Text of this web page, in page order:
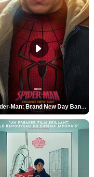
Spider-Man: Brand New Day Bande-annonce VO STFR